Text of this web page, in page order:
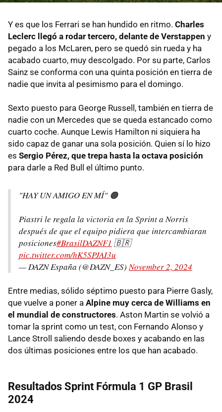
Y es que los Ferrari se han hundido en ritmo. Charles
Leclerc llegó a rodar tercero, delante de Verstappen y
pegado a los McLaren, pero se quedó sin rueda y ha
acabado cuarto, muy descolgado. Por su parte, Carlos
Sainz se conforma con una quinta posición en tierra de
nadie que invita al pesimismo para el domingo.
Sexto puesto para George Russell, también en tierra de
nadie con un Mercedes que se queda estancado como
cuarto coche. Aunque Lewis Hamilton ni siquiera ha
sido capaz de ganar una sola posición. Quien sí lo hizo
es Sergio Pérez, que trepa hasta la octava posición
para darle a Red Bull el último punto.
"HAY UN AMIGO EN MÍ" 🟠
Piastri le regala la victoria en la Sprint a Norris
después de que el equipo pidiera que intercambiaran
posiciones#BrasilDAZNF1 🇧🇷
pic.twitter.com/hK5SPJAI3u
— DAZN España (@DAZN_ES)November 2, 2024
Entre medias, sólido séptimo puesto para Pierre Gasly,
que vuelve a poner a Alpine muy cerca de Williams en
el mundial de constructores. Aston Martin se volvió a
tomar la sprint como un test, con Fernando Alonso y
Lance Stroll saliendo desde boxes y acabando en las
dos últimas posiciones entre los que han acabado.
Resultados Sprint Fórmula 1 GP Brasil
2024